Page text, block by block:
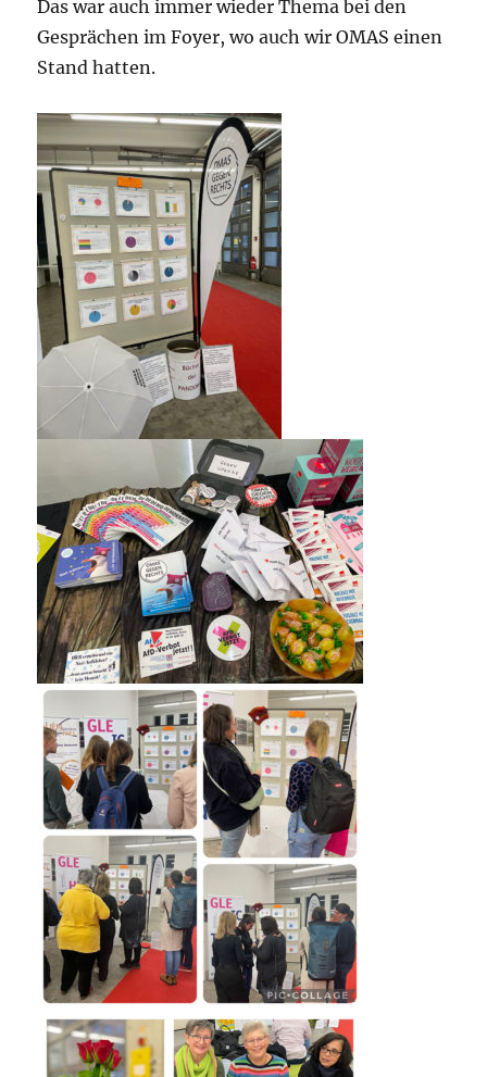
Das war auch immer wieder Thema bei den
Gesprächen im Foyer, wo auch wir OMAS einen
Stand hatten.